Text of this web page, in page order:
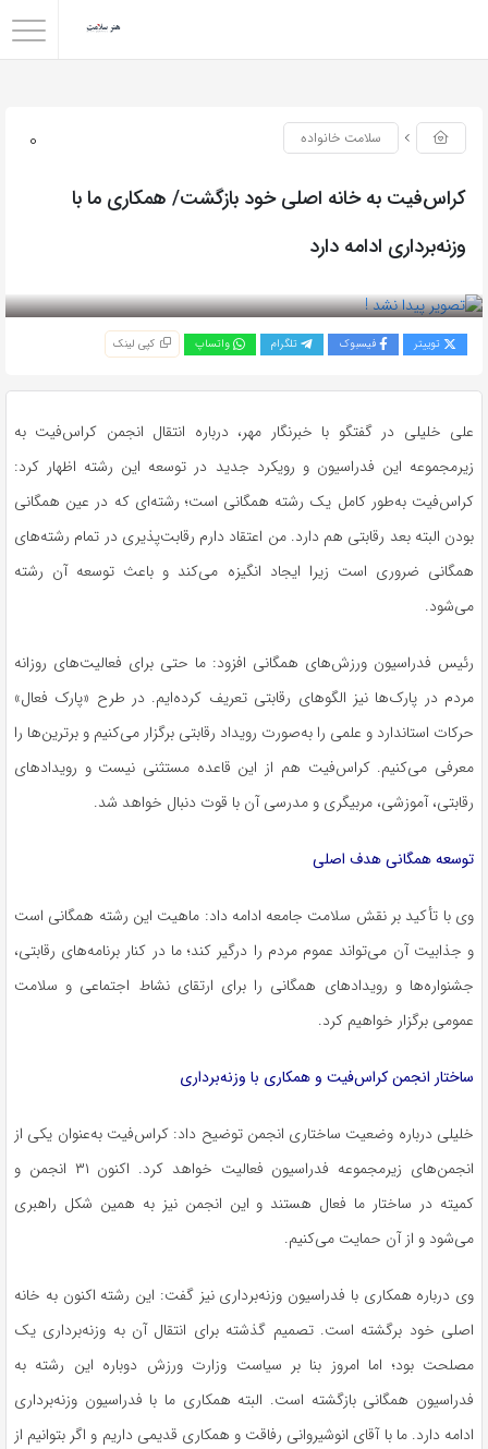
0 سلامت خانواده
کراس‌فیت به خانه اصلی خود بازگشت/ همکاری ما با
وزنه‌برداری ادامه دارد
توییتر فیسبوک تلگرام واتساپ کپی لینک
علی خلیلی در گفتگو با خبرنگار مهر، درباره انتقال انجمن کراس‌فیت به
زیرمجموعه این فدراسیون و رویکرد جدید در توسعه این رشته اظهار کرد:
کراس‌فیت به‌طور کامل یک رشته همگانی است؛ رشته‌ای که در عین همگانی
بودن البته بعد رقابتی هم دارد. من اعتقاد دارم رقابت‌پذیری در تمام رشته‌های
همگانی ضروری است زیرا ایجاد انگیزه می‌کند و باعث توسعه آن رشته
می‌شود.
رئیس فدراسیون ورزش‌های همگانی افزود: ما حتی برای فعالیت‌های روزانه
مردم در پارک‌ها نیز الگوهای رقابتی تعریف کرده‌ایم. در طرح «پارک فعال»
حرکات استاندارد و علمی را به‌صورت رویداد رقابتی برگزار می‌کنیم و برترین‌ها را
معرفی می‌کنیم. کراس‌فیت هم از این قاعده مستثنی نیست و رویدادهای
رقابتی، آموزشی، مربیگری و مدرسی آن با قوت دنبال خواهد شد.
توسعه همگانی هدف اصلی
وی با تأکید بر نقش سلامت جامعه ادامه داد: ماهیت این رشته همگانی است
و جذابیت آن می‌تواند عموم مردم را درگیر کند؛ ما در کنار برنامه‌های رقابتی،
جشنواره‌ها و رویدادهای همگانی را برای ارتقای نشاط اجتماعی و سلامت
عمومی برگزار خواهیم کرد.
ساختار انجمن کراس‌فیت و همکاری با وزنه‌برداری
خلیلی درباره وضعیت ساختاری انجمن توضیح داد: کراس‌فیت به‌عنوان یکی از
انجمن‌های زیرمجموعه فدراسیون فعالیت خواهد کرد. اکنون ۳۱ انجمن و
کمیته در ساختار ما فعال هستند و این انجمن نیز به همین شکل راهبری
می‌شود و از آن حمایت می‌کنیم.
وی درباره همکاری با فدراسیون وزنه‌برداری نیز گفت: این رشته اکنون به خانه
اصلی خود برگشته است. تصمیم گذشته برای انتقال آن به وزنه‌برداری یک
مصلحت بود؛ اما امروز بنا بر سیاست وزارت ورزش دوباره این رشته به
فدراسیون همگانی بازگشته است. البته همکاری ما با فدراسیون وزنه‌برداری
ادامه دارد. ما با آقای انوشیروانی رفاقت و همکاری قدیمی داریم و اگر بتوانیم از